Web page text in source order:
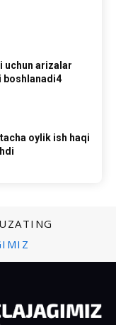
uchun arizalar
boshlanadi4
oylik ish haqi